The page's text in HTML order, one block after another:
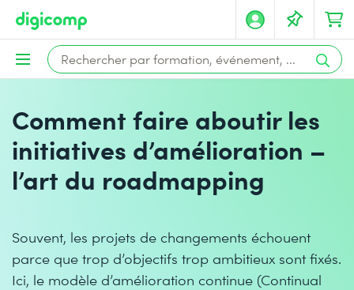
Comment faire aboutir les
initiatives d’amélioration –
l’art du roadmapping
Souvent, les projets de changements échouent
parce que trop d’objectifs trop ambitieux sont fixés.
Ici, le modèle d’amélioration continue (Continual